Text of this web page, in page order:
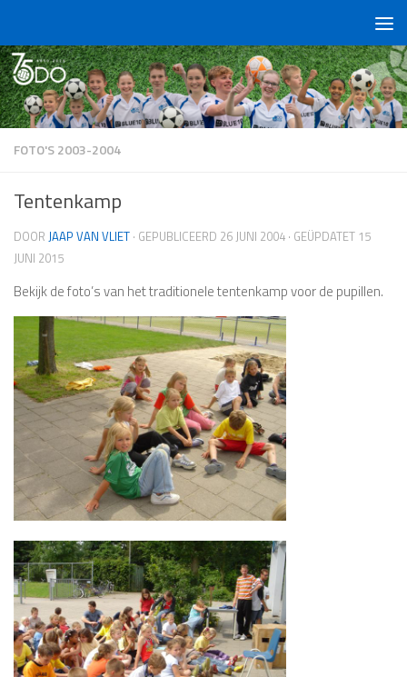
FOTO'S 2003-2004
Tentenkamp
DOOR JAAP VAN VLIET · GEPUBLICEERD 26 JUNI 2004 · GEÜPDATET 15
JUNI 2015
Bekijk de foto’s van het traditionele tentenkamp voor de pupillen.